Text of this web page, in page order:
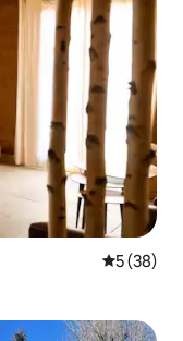
Prosječna
5 (38)